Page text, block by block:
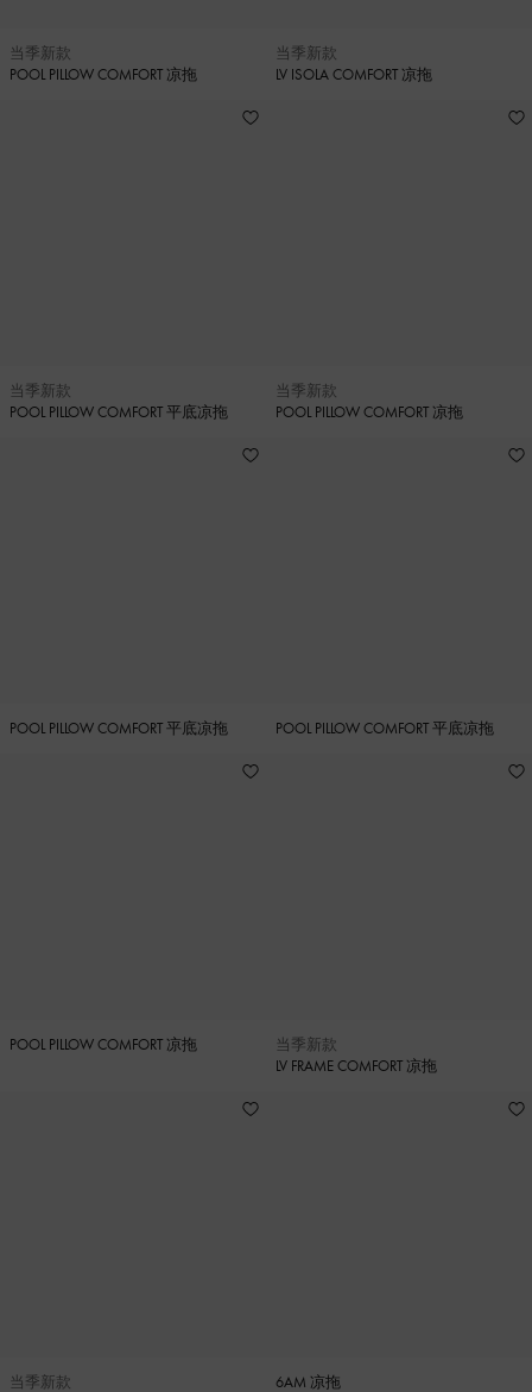
当季新款
POOL PILLOW COMFORT 凉拖
当季新款
LV ISOLA COMFORT 凉拖
当季新款
POOL PILLOW COMFORT 平底凉拖
当季新款
POOL PILLOW COMFORT 凉拖
POOL PILLOW COMFORT 平底凉拖 POOL PILLOW COMFORT 平底凉拖
POOL PILLOW COMFORT 凉拖
当季新款
LV FRAME COMFORT 凉拖
当季新款
6AM 凉拖